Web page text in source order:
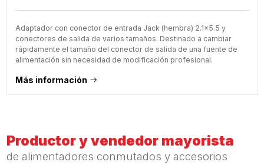
Adaptador con conector de entrada Jack (hembra) 2.1x5.5 y
conectores de salida de varios tamaños. Destinado a cambiar
rápidamente el tamaño del conector de salida de una fuente de
alimentación sin necesidad de modificación profesional.
Más información
Productor y vendedor mayorista
de alimentadores conmutados y accesorios